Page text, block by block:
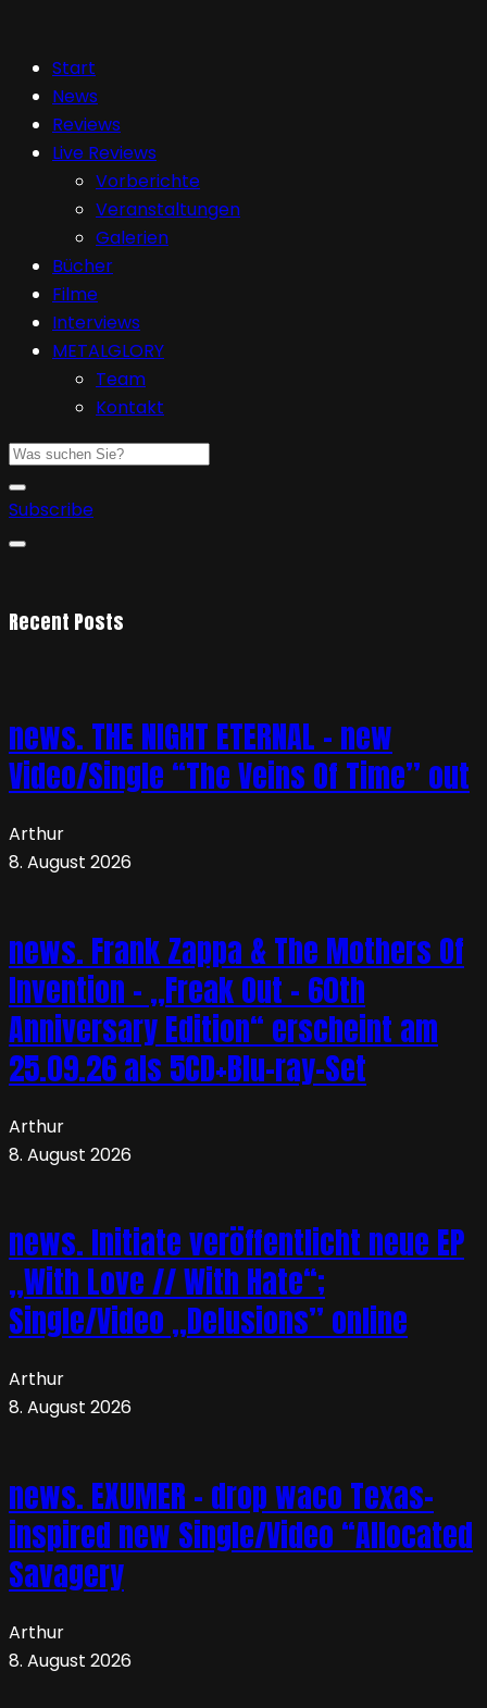
Start
News
Reviews
Live Reviews
Vorberichte
Veranstaltungen
Galerien
Bücher
Filme
Interviews
METALGLORY
Team
Kontakt
Subscribe
Recent Posts
news. THE NIGHT ETERNAL – new
Video/Single “The Veins Of Time” out
Arthur
8. August 2026
news. Frank Zappa & The Mothers Of
Invention – „Freak Out – 60th
Anniversary Edition“ erscheint am
25.09.26 als 5CD+Blu-ray-Set
Arthur
8. August 2026
news. Initiate veröffentlicht neue EP
„With Love // With Hate“;
Single/Video „Delusions” online
Arthur
8. August 2026
news. EXUMER – drop waco Texas-
inspired new Single/Video “Allocated
Savagery
Arthur
8. August 2026